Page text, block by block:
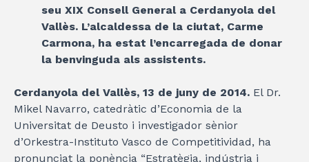
seu XIX Consell General a Cerdanyola del
Vallès. L’alcaldessa de la ciutat, Carme
Carmona, ha estat l’encarregada de donar
la benvinguda als assistents.
Cerdanyola del Vallès, 13 de juny de 2014. El Dr.
Mikel Navarro, catedràtic d’Economia de la
Universitat de Deusto i investigador sènior
d’Orkestra-Instituto Vasco de Competitividad, ha
pronunciat la ponència “Estratègia, indústria i